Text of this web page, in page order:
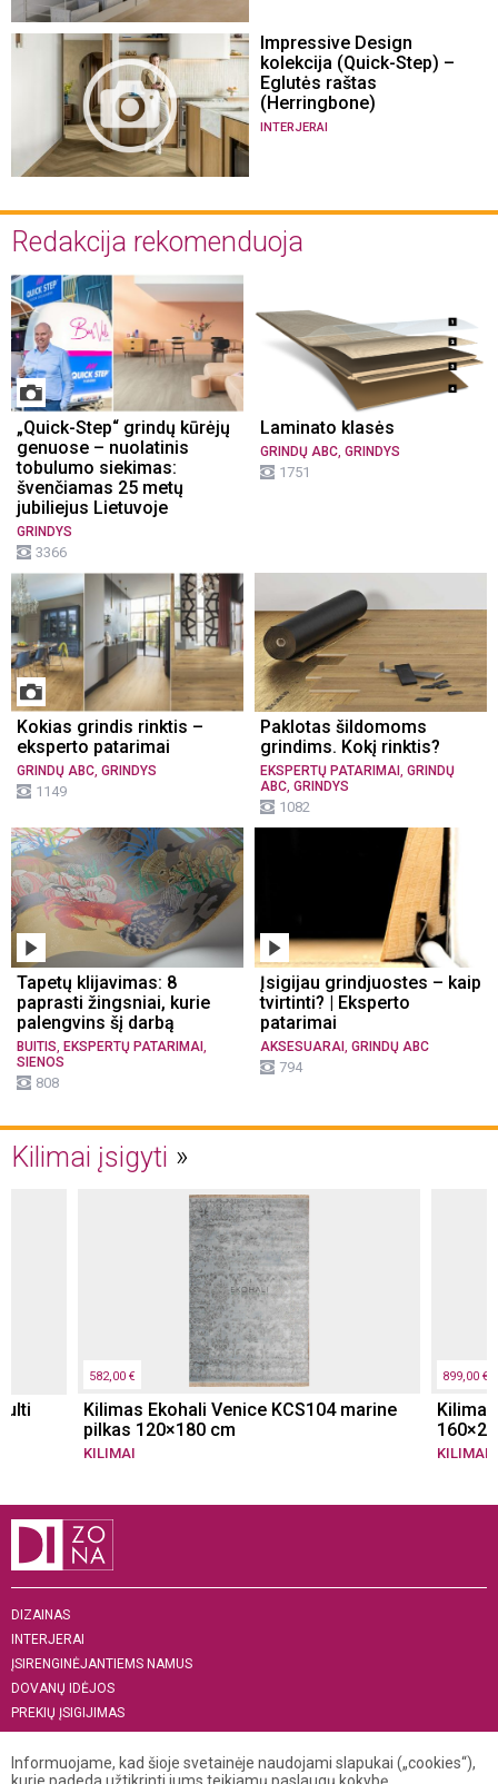
Impressive Design
kolekcija (Quick-Step) –
Eglutės raštas
(Herringbone)
INTERJERAI
Redakcija rekomenduoja
„Quick-Step“ grindų kūrėjų
genuose – nuolatinis
tobulumo siekimas:
švenčiamas 25 metų
jubiliejus Lietuvoje
GRINDYS
3366
Laminato klasės
GRINDŲ ABC, GRINDYS
1751
Kokias grindis rinktis –
eksperto patarimai
GRINDŲ ABC, GRINDYS
1149
Paklotas šildomoms
grindims. Kokį rinktis?
EKSPERTŲ PATARIMAI , GRINDŲ
ABC, GRINDYS
1082
Tapetų klijavimas: 8
paprasti žingsniai, kurie
palengvins šį darbą
BUITIS EKSPERTŲ PATARIMAI
SIENOS
808
Įsigijau grindjuostes – kaip
tvirtinti? | Eksperto
patarimai
AKSESUARAI GRINDŲ ABC
794
Kilimai įsigyti
582,00 €
Kilimas Ekohali Venice KCS104 marine
pilkas 120×180 cm
KILIMAI
899,00 €
KILIMAI
DIZAINAS
INTERJERAI
ĮSIRENGINĖJANTIEMS NAMUS
DOVANŲ IDĖJOS
PREKIŲ ĮSIGIJIMAS
„MENAS INTERJERUI 2019“
Informuojame, kad šioje svetainėje naudojami slapukai („cookies“),